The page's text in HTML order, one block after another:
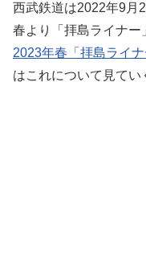
西武鉄道は2022年9月
春より「拝島ライナ
2023年春「拝島ライ
はこれについて見てい